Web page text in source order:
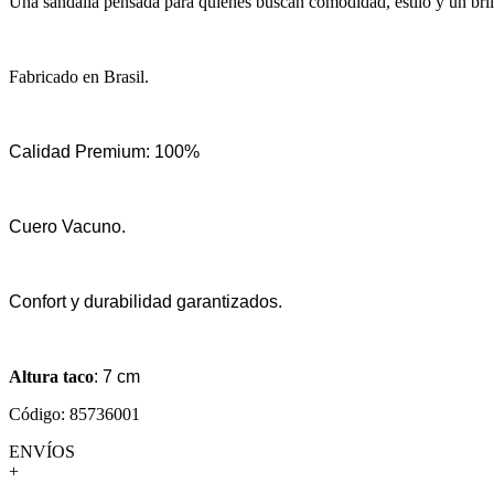
Fabricado en Brasil.
Calidad Premium: 100%
Cuero Vacuno.
Confort y durabilidad garantizados.
Altura taco: 7 cm
Código: 85736001
ENVÍOS
+